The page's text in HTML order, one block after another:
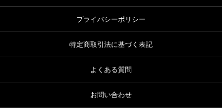
プライバシーポリシー
特定商取引法に基づく表記
よくある質問
お問い合わせ